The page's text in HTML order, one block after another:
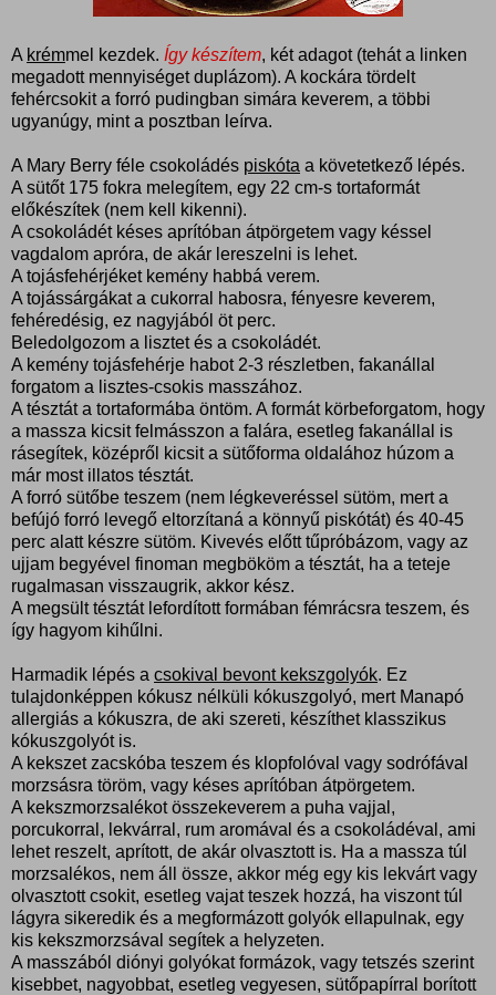
A krémmel kezdek. Így készítem, két adagot (tehát a linken
megadott mennyiséget duplázom). A kockára tördelt
fehércsokit a forró pudingban simára keverem, a többi
ugyanúgy, mint a posztban leírva.
A Mary Berry féle csokoládés piskóta a követetkező lépés.
A sütőt 175 fokra melegítem, egy 22 cm-s tortaformát
előkészítek (nem kell kikenni).
A csokoládét késes aprítóban átpörgetem vagy késsel
vagdalom apróra, de akár lereszelni is lehet.
A tojásfehérjéket kemény habbá verem.
A tojássárgákat a cukorral habosra, fényesre keverem,
fehéredésig, ez nagyjából öt perc.
Beledolgozom a lisztet és a csokoládét.
A kemény tojásfehérje habot 2-3 részletben, fakanállal
forgatom a lisztes-csokis masszához.
A tésztát a tortaformába öntöm. A formát körbeforgatom, hogy
a massza kicsit felmásszon a falára, esetleg fakanállal is
rásegítek, középről kicsit a sütőforma oldalához húzom a
már most illatos tésztát.
A forró sütőbe teszem (nem légkeveréssel sütöm, mert a
befújó forró levegő eltorzítaná a könnyű piskótát) és 40-45
perc alatt készre sütöm. Kivevés előtt tűpróbázom, vagy az
ujjam begyével finoman megbököm a tésztát, ha a teteje
rugalmasan visszaugrik, akkor kész.
A megsült tésztát lefordított formában fémrácsra teszem, és
így hagyom kihűlni.
Harmadik lépés a csokival bevont kekszgolyók. Ez
tulajdonképpen kókusz nélküli kókuszgolyó, mert Manapó
allergiás a kókuszra, de aki szereti, készíthet klasszikus
kókuszgolyót is.
A kekszet zacskóba teszem és klopfolóval vagy sodrófával
morzsásra töröm, vagy késes aprítóban átpörgetem.
A kekszmorzsalékot összekeverem a puha vajjal,
porcukorral, lekvárral, rum aromával és a csokoládéval, ami
lehet reszelt, aprított, de akár olvasztott is. Ha a massza túl
morzsalékos, nem áll össze, akkor még egy kis lekvárt vagy
olvasztott csokit, esetleg vajat teszek hozzá, ha viszont túl
lágyra sikeredik és a megformázott golyók ellapulnak, egy
kis kekszmorzsával segítek a helyzeten.
A masszából diónyi golyókat formázok, vagy tetszés szerint
kisebbet, nagyobbat, esetleg vegyesen, sütőpapírral borított